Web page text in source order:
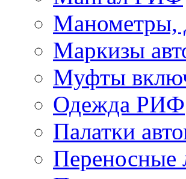
Манометры,
Маркизы
Муфты
Одежда РИФ
Палатки
Переносные